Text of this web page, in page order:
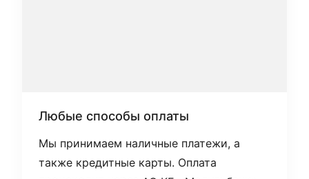
Любые способы оплаты
Мы принимаем наличные платежи, а
также кредитные карты. Оплата